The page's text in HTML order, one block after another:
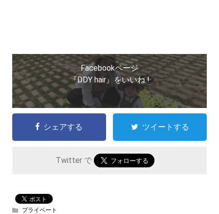
Facebookページ
『DDY hair』をいいね !
シェアする ツイートする
Twitter で
プライベート